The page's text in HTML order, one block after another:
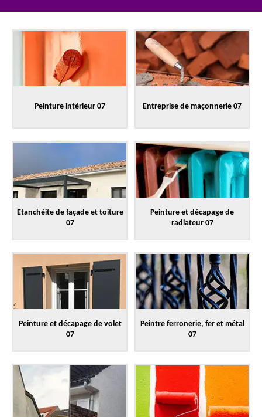
Peinture intérieur 07 Entreprise de maçonnerie 07
Etanchéite de façade et toiture
07
Peinture et décapage de
radiateur 07
Peinture et décapage de volet
07
Peintre ferronerie, fer et métal
07